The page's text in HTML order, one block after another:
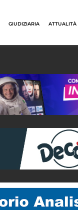
GIUDIZIARIA ATTUALITÀ